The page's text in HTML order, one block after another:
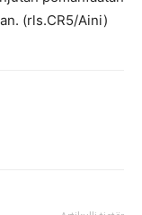
(rls.CR5/Aini)